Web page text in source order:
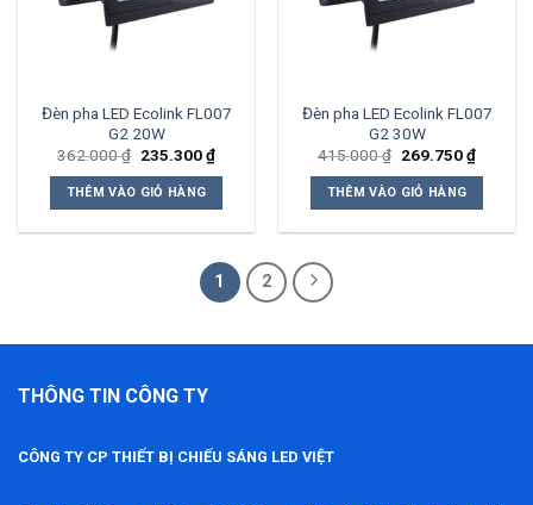
Đèn pha LED Ecolink FL007
G2 20W
362.000₫ Giá
là:
362.000 ₫.
235.300₫Giá
hiện
235.300 ₫.
THÊM VÀO GIỎ HÀNG
Đèn pha LED Ecolink FL007
G2 30W
415.000₫ Giá
là:
415.000 ₫.
269.750₫Giá
hiện
THÊM VÀO GIỎ HÀNG
1 2
THÔNG TIN CÔNG TY
CÔNG TY CP THIẾT BỊ CHIẾU SÁNG LED VIỆT